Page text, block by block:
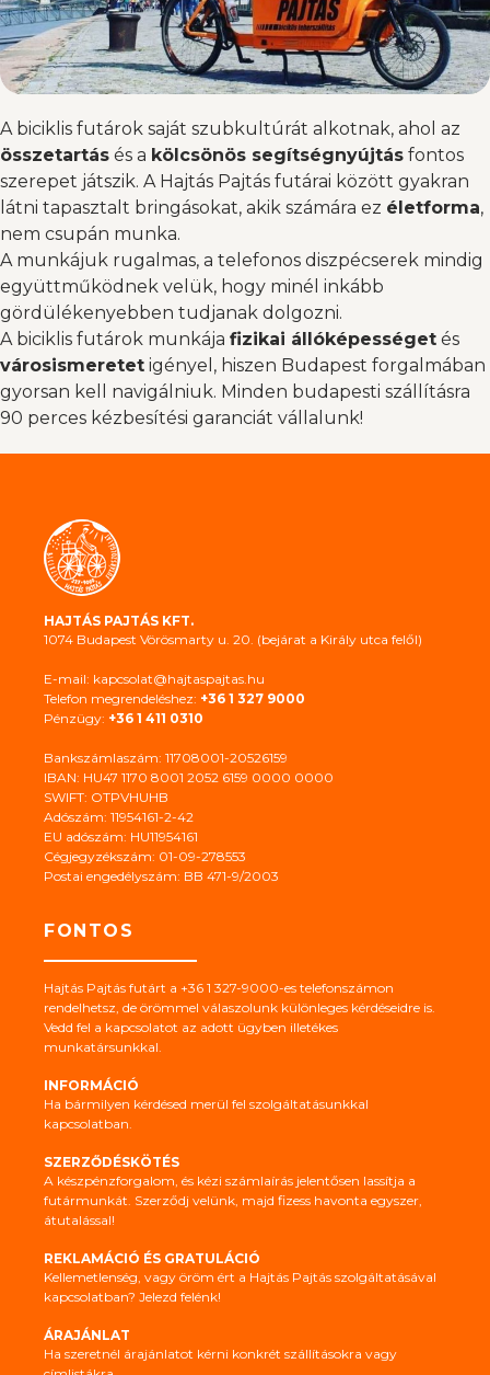
A biciklis futárok saját szubkultúrát alkotnak, ahol az
összetartás és a kölcsönös segítségnyújtás fontos
szerepet játszik. A Hajtás Pajtás futárai között gyakran
látni tapasztalt bringásokat, akik számára ez életforma,
nem csupán munka.
A munkájuk rugalmas, a telefonos diszpécserek mindig
együttműködnek velük, hogy minél inkább
gördülékenyebben tudjanak dolgozni.
A biciklis futárok munkája fizikai állóképességet és
városismeretet igényel, hiszen Budapest forgalmában
gyorsan kell navigálniuk. Minden budapesti szállításra
90 perces kézbesítési garanciát vállalunk!
HAJTÁS PAJTÁS KFT.
1074 Budapest Vörösmarty u. 20. (bejárat a Király utca felől)
E-mail: kapcsolat@hajtaspajtas.hu
Telefon megrendeléshez: +36 1 327 9000
Pénzügy: +36 1 411 0310
Bankszámlaszám: 11708001-20526159
IBAN: HU47 1170 8001 2052 6159 0000 0000
SWIFT: OTPVHUHB
Adószám: 11954161-2-42
EU adószám: HU11954161
Cégjegyzékszám: 01-09-278553
Postai engedélyszám: BB 471-9/2003
FONTOS
Hajtás Pajtás futárt a +36 1 327-9000-es telefonszámon
rendelhetsz, de örömmel válaszolunk különleges kérdéseidre is.
Vedd fel a kapcsolatot az adott ügyben illetékes
munkatársunkkal.
INFORMÁCIÓ
Ha bármilyen kérdésed merül fel szolgáltatásunkkal
kapcsolatban.
SZERZŐDÉSKÖTÉS
A készpénzforgalom, és kézi számlaírás jelentősen lassítja a
futármunkát. Szerződj velünk, majd fizess havonta egyszer,
átutalással!
REKLAMÁCIÓ ÉS GRATULÁCIÓ
Kellemetlenség, vagy öröm ért a Hajtás Pajtás szolgáltatásával
kapcsolatban? Jelezd felénk!
ÁRAJÁNLAT
Ha szeretnél árajánlatot kérni konkrét szállításokra vagy